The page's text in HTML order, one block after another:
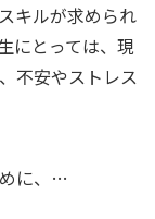
キルが求められ
にとっては、現
不安やストレス
に、…